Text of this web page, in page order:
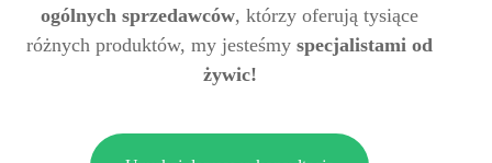
ogólnych sprzedawców, którzy oferują tysiące
różnych produktów, my jesteśmy specjalistami od
żywic!